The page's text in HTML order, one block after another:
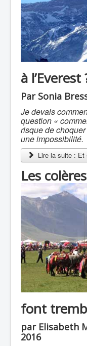
à l’Everest
Par Sonia
Je devais
question «
risque de
une impossibilité.
Lire la suite : Et
Les
font
par Elisabeth
2016